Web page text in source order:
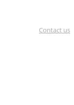
Contact us